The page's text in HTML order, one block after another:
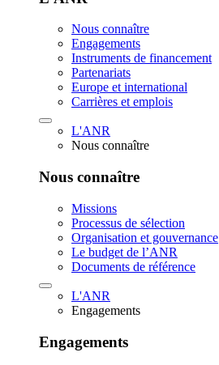
Nous connaître
Engagements
Instruments de financement
Partenariats
Europe et international
Carrières et emplois
L'ANR
Nous connaître
Nous connaître
Missions
Processus de sélection
Organisation et gouvernance
Le budget de l’ANR
Documents de référence
L'ANR
Engagements
Engagements